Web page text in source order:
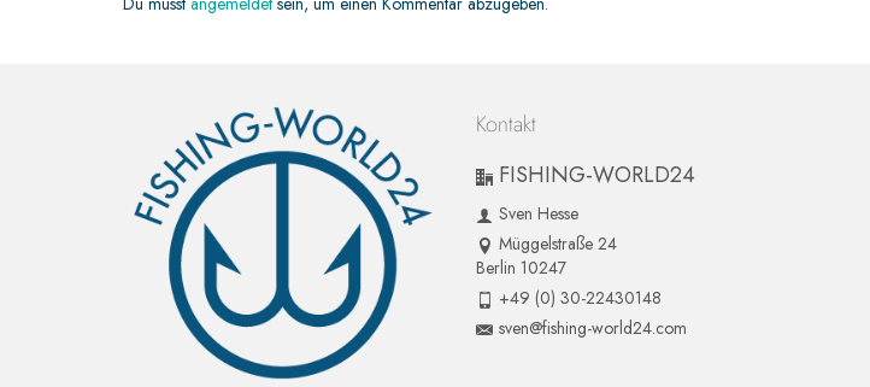
Kontakt
FISHING-WORLD24
Sven Hesse
Müggelstraße 24
Berlin 10247
+49 (0) 30-22430148
sven@fishing-world24.com